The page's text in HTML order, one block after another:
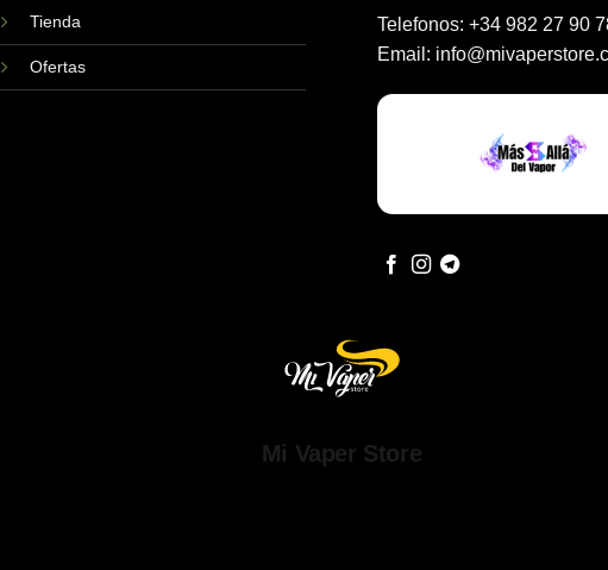
Tienda
Ofertas
Telefonos: +34 982 27 90
Email:
Mi Vaper Store